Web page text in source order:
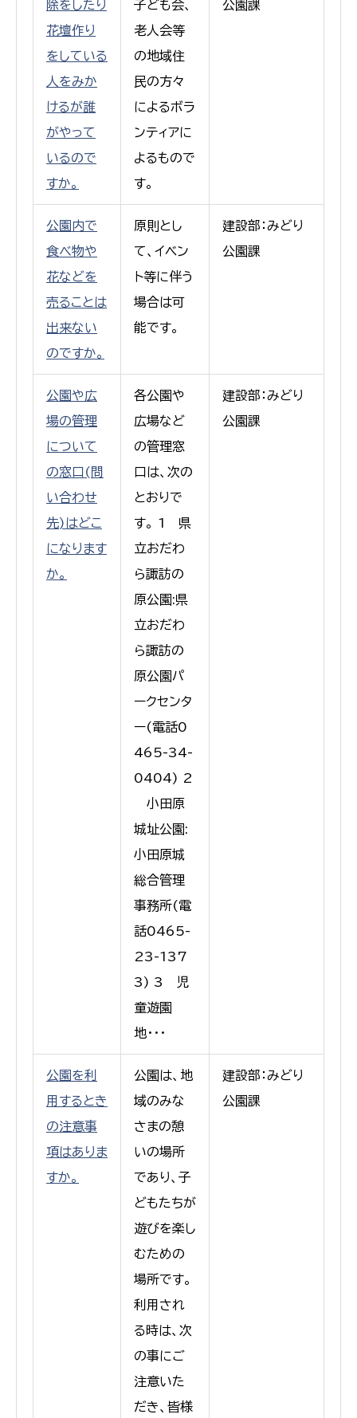
除をしたり
花壇作り
をしている
人をみか
けるが誰
がやって
いるので
すか。
子ども会、
老人会等
の地域住
民の方々
によるボラ
ンティアに
よるもので
す。
公園課
公園内で
食べ物や
花などを
売ることは
出来ない
のですか。
原則とし
て、イベン
ト等に伴う
場合は可
能です。
建設部：みどり
公園課
公園や広
場の管理
について
の窓口(問
い合わせ
先)はどこ
になります
か。
各公園や
広場など
の管理窓
口は、次の
とおりで
す。 1 県
立おだわ
ら諏訪の
原公園:県
立おだわ
ら諏訪の
原公園パ
ークセンタ
ー(電話0
465-34-
0404) 2
小田原
城址公園:
小田原城
総合管理
事務所(電
話0465-
23-137
3) 3 児
童遊園
地・・・
建設部：みどり
公園課
公園を利
用するとき
の注意事
項はありま
すか。
公園は、地
域のみな
さまの憩
いの場所
であり、子
どもたちが
遊びを楽し
むための
場所です。
利用され
る時は、次
の事にご
注意いた
だき、皆様
建設部：みどり
公園課